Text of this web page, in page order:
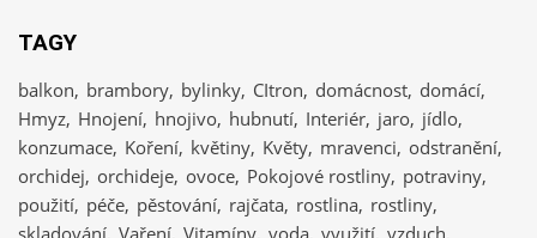
TAGY
balkon brambory bylinky CItron domácnost domácí
Hmyz Hnojení hnojivo hubnutí Interiér jaro jídlo
konzumace Koření květiny Květy mravenci odstranění
orchidej orchideje ovoce Pokojové rostliny potraviny
použití péče pěstování rajčata rostlina rostliny